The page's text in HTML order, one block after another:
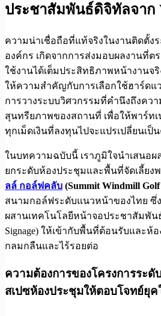
ประชาสัมพันธ์ดิจิทัลจาก
ความน่าเชื่อถือที่แท้จริงในงานติดตั้ง
องค์กร เกิดจากการส่งมอบผลงานที่ต
ใช้งานได้เต็มประสิทธิภาพหน้างานจ
ให้ความสำคัญกับการเลือกใช้ฮาร์ดแ
การวางระบบวิศวกรรมที่คำนึงถึงคว
สุนทรียภาพของสถานที่ เพื่อให้พาร์ท
ทุกเม็ดเงินที่ลงทุนไปจะแปรเปลี่ยนเป็
ในบทความฉบับนี้ เราภูมิใจนำเสนอผ
ยกระดับห้องประชุมและพื้นที่จัดเลี้ยง
ลล์ กอล์ฟคลับ (Summit Windmill
สนามกอล์ฟระดับแนวหน้าของไทย ซึ่
ผสานเทคโนโลยีหน้าจอประชาสัมพัน
Signage) ให้เข้ากับพื้นที่ต้อนรับและห้
กลมกลืนและไร้รอยต่อ
ความต้องการของโครงการระดั
สเปซห้องประชุมให้ตอบโจทย์ยุค